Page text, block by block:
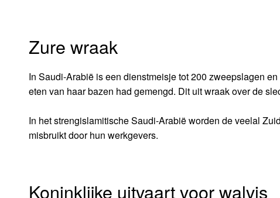
Zure wraak
In Saudi-Arabië is een dienstmeisje tot 200 zweepslagen
eten van haar bazen had gemengd. Dit uit wraak over de
In het strengislamitische Saudi-Arabië worden de veelal
misbruikt door hun werkgevers.
Koninklijke uitvaart voor walvis